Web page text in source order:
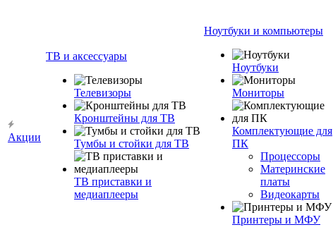
Акции
ТВ и аксессуары
Телевизоры
Кронштейны для ТВ
Тумбы и стойки для ТВ
ТВ приставки и
медиаплееры
Ноутбуки и компьютеры
Ноутбуки
Мониторы
Комплектующие для
ПК
Процессоры
Материнские
платы
Видеокарты
Принтеры и МФУ